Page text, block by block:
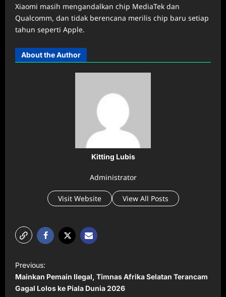
Xiaomi masih mengandalkan chip MediaTek dan
Qualcomm, dan tidak berencana merilis chip baru setiap
tahun seperti Apple.
About the Author
Kitting Lubis
Administrator
Visit Website View All Posts
o
s
Previous:
Mainkan Pemain Ilegal, Timnas Afrika Selatan Terancam
Gagal Lolos ke Piala Dunia 2026